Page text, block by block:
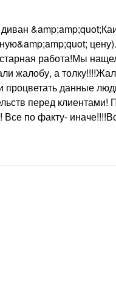
работа!Мы
жалобу, а
данные
перед
Все по факту-